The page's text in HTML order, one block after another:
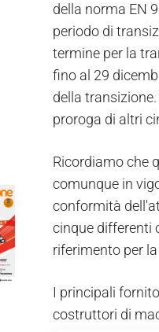
della norma EN
periodo di
termine per la
fino al 29
della
proroga di altri
Ricordiamo che
comunque in
conformità
cinque differenti
riferimento per
I principali
costruttori di